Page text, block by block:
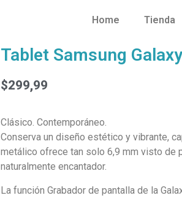
Home Tienda
Tablet Samsung
$299,99
Clásico. Contemporáneo.
Conserva un diseño estético y vibrante,
metálico ofrece tan solo 6,9 mm visto de
naturalmente encantador.
La función Grabador de pantalla de la